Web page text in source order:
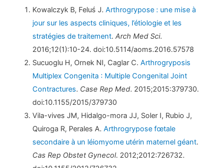
Kowalczyk B, Feluś J.Arthrogrypose : une mise à
jour sur les aspects cliniques, l’étiologie et les
stratégies de traitement.Arch Med Sci.
2016;12(1):10-24. doi:10.5114/aoms.2016.57578
Sucuoglu H, Ornek NI, Caglar C.Arthrogryposis
Multiplex Congenita : Multiple Congenital Joint
Contractures. Case Rep Med. 2015;2015:379730.
doi:10.1155/2015/379730
Vila-vives JM, Hidalgo-mora JJ, Soler I, Rubio J,
Quiroga R, Perales A.Arthrogrypose fœtale
secondaire à un léiomyome utérin maternel géant.
Cas Rep Obstet Gynecol. 2012;2012:726732.